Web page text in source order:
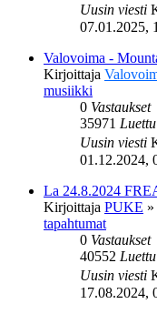
Uusin viesti
07.01.2025,
Valovoima -
Kirjoittaja
musiikki
0 Vastaukset
35971 Luettu
Uusin viesti
01.12.2024,
La 24.8.2024
Kirjoittaja PUKE »
tapahtumat
0 Vastaukset
40552 Luettu
Uusin viesti
17.08.2024,